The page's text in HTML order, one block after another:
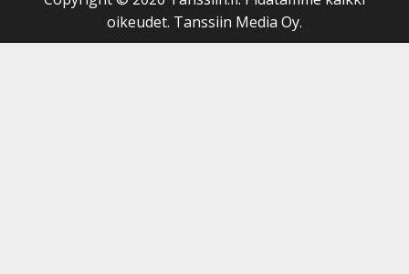
oikeudet. Tanssiin Media Oy.